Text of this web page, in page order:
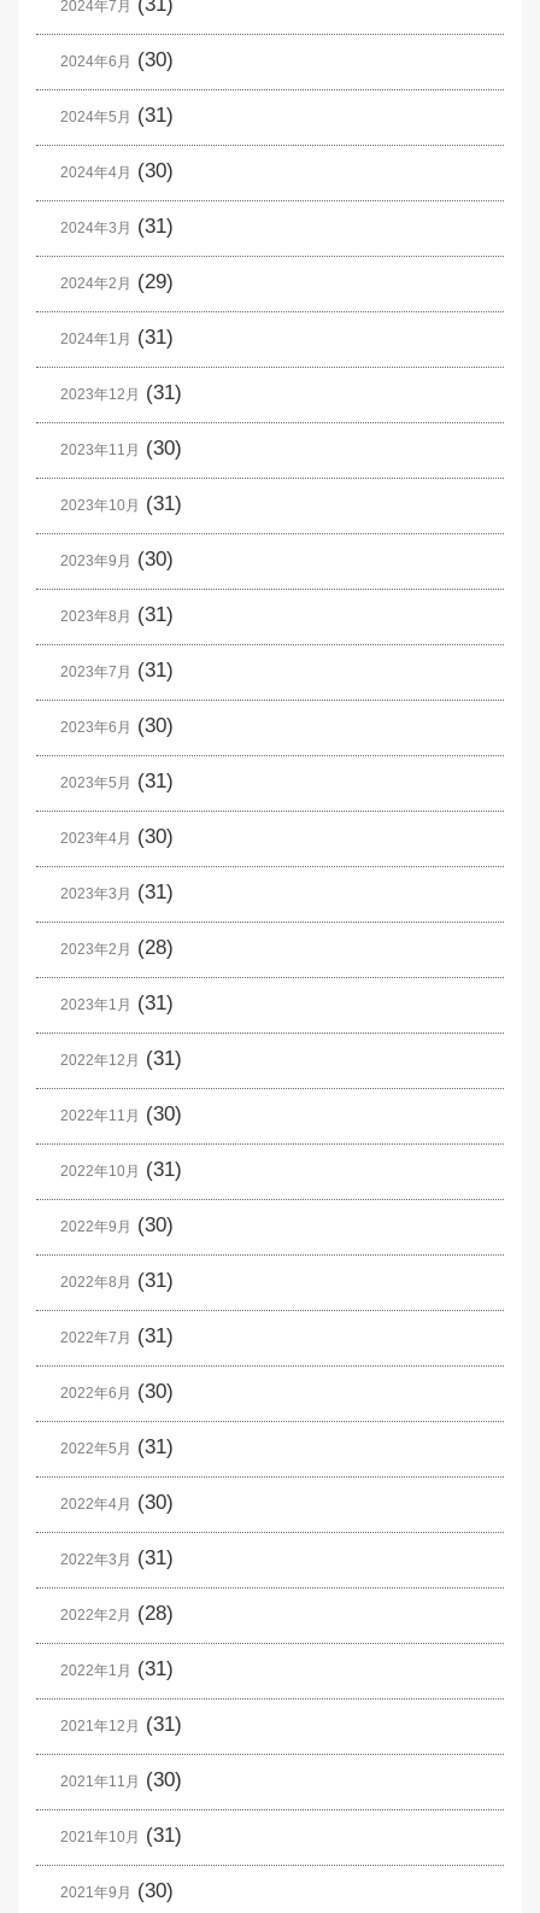
2024年7月
2024年6月 (30)
2024年5月 (31)
2024年4月 (30)
2024年3月 (31)
2024年2月 (29)
2024年1月 (31)
2023年12月 (31)
2023年11月 (30)
2023年10月 (31)
2023年9月 (30)
2023年8月 (31)
2023年7月 (31)
2023年6月 (30)
2023年5月 (31)
2023年4月 (30)
2023年3月 (31)
2023年2月 (28)
2023年1月 (31)
2022年12月 (31)
2022年11月 (30)
2022年10月 (31)
2022年9月 (30)
2022年8月 (31)
2022年7月 (31)
2022年6月 (30)
2022年5月 (31)
2022年4月 (30)
2022年3月 (31)
2022年2月 (28)
2022年1月 (31)
2021年12月 (31)
2021年11月 (30)
2021年10月 (31)
2021年9月 (30)